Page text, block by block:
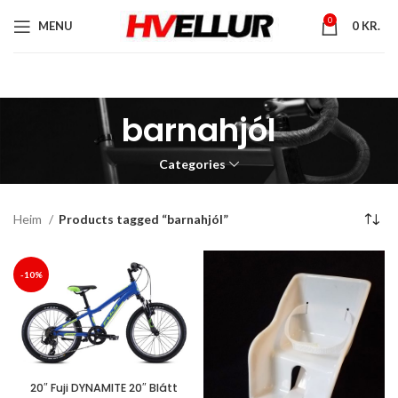
MENU 0 0 KR.
barnahjól
Categories
Heim Products tagged “barnahjól”
-10%
20″ Fuji DYNAMITE 20″ Blátt